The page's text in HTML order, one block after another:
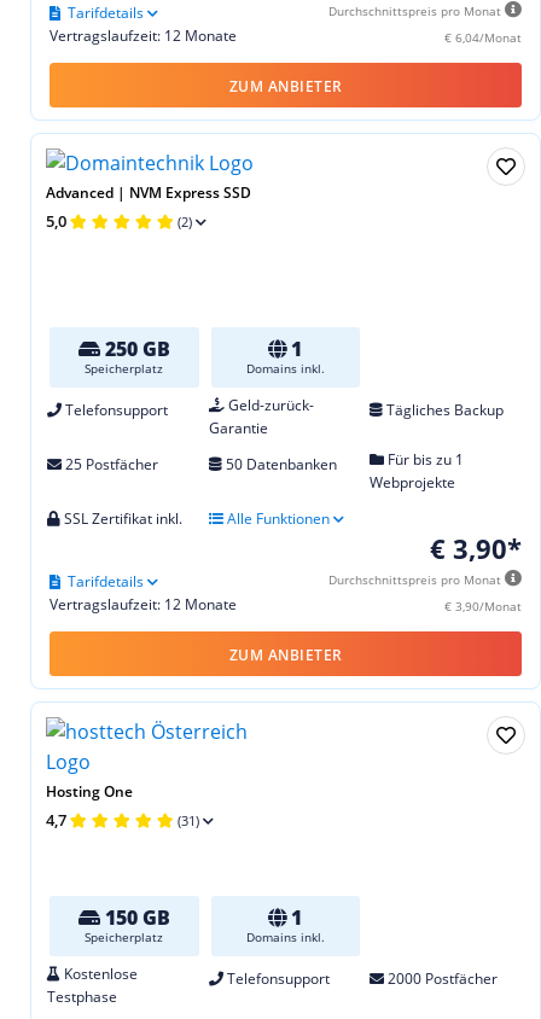
Durchschnittspreis pro Monat
€ 6,04/Monat
Vertragslaufzeit: 12 Monate
Tarifdetails
ZUM ANBIETER
Advanced | NVM Express SSD
5,0 (2)
250 GB
Speicherplatz
1
Domains inkl.
Telefonsupport
Geld-zurück-
Garantie
Tägliches Backup
25 Postfächer 50 Datenbanken
Für bis zu 1
Webprojekte
SSL Zertifikat inkl.
Alle Funktionen
€ 3,90*
Durchschnittspreis pro Monat
€ 3,90/Monat
Vertragslaufzeit: 12 Monate
Tarifdetails
ZUM ANBIETER
Hosting One
4,7 (31)
150 GB
Speicherplatz
1
Domains inkl.
Kostenlose
Testphase
Telefonsupport 2000 Postfächer